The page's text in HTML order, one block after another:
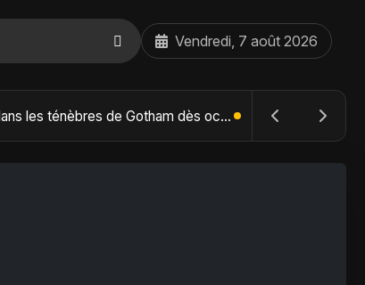
Vendredi, 7 août 2026
The Batman : Part II – Robert Pattinson replonge dans les ténèbres de Gotham dès octobre 2027